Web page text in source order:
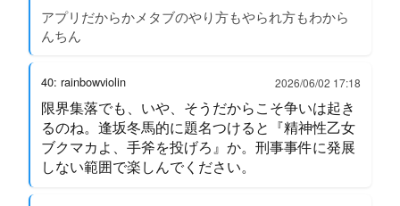
アプリだからかメタブのやり方もやられ方もわから
んちん
40: rainbowviolin 2026/06/02 17:18
限界集落でも、いや、そうだからこそ争いは起き
るのね。逢坂冬馬的に題名つけると『精神性乙女
ブクマカよ、手斧を投げろ』か。刑事事件に発展
しない範囲で楽しんでください。